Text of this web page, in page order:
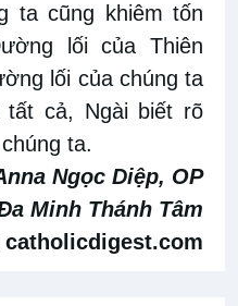
ta cũng khiêm tốn
ường lối của Thiên
lối của chúng ta
cả, Ngài biết rõ
ta.
Ngọc Diệp, OP
Minh Thánh Tâm
catholicdigest.com